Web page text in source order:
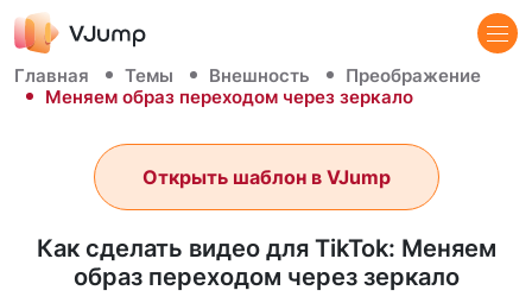
Главная Темы Внешность
Преображение
Меняем образ переходом через зеркало
Как сделать видео для TikTok: Меняем
образ переходом через зеркало
Открыть шаблон в VJump